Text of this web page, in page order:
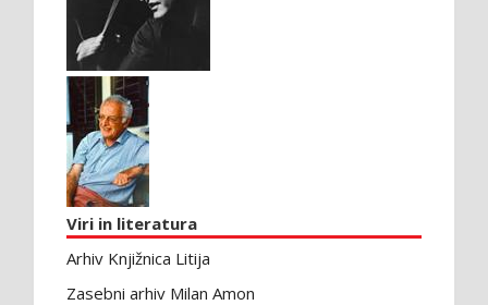
Viri in literatura
Arhiv Knjižnica Litija
Zasebni arhiv Milan Amon